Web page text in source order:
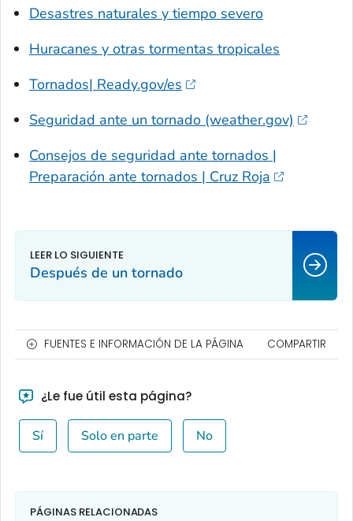
Desastres naturales y tiempo severo
Huracanes y otras tormentas tropicales
Tornados| Ready.gov/es
Seguridad ante un tornado (weather.gov)
Consejos de seguridad ante tornados |
Preparación ante tornados | Cruz Roja
Después de un tornado
FUENTES E INFORMACIÓN DE LA PÁGINA COMPARTIR
¿Le fue útil esta página?
Sí Solo en parte No
PÁGINAS RELACIONADAS